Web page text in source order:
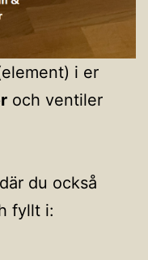
i er
och ventiler
du också
fyllt i: